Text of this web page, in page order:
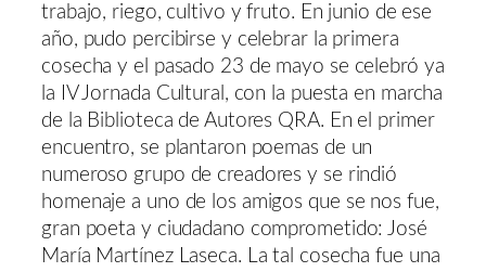
trabajo, riego, cultivo y fruto. En junio de ese
año, pudo percibirse y celebrar la primera
cosecha y el pasado 23 de mayo se celebró ya
la IV Jornada Cultural, con la puesta en marcha
de la Biblioteca de Autores QRA. En el primer
encuentro, se plantaron poemas de un
numeroso grupo de creadores y se rindió
homenaje a uno de los amigos que se nos fue,
gran poeta y ciudadano comprometido: José
María Martínez Laseca. La tal cosecha fue una